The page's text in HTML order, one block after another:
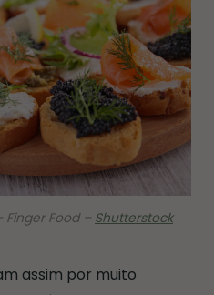
Finger Food – Shutterstock
assim por muito